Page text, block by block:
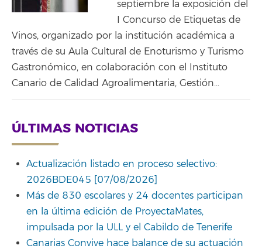
septiembre la exposición del
I Concurso de Etiquetas de
Vinos, organizado por la institución académica a
través de su Aula Cultural de Enoturismo y Turismo
Gastronómico, en colaboración con el Instituto
Canario de Calidad Agroalimentaria, Gestión…
ÚLTIMAS NOTICIAS
Actualización listado en proceso selectivo:
2026BDE045 [07/08/2026]
Más de 830 escolares y 24 docentes participan
en la última edición de ProyectaMates,
impulsada por la ULL y el Cabildo de Tenerife
Canarias Convive hace balance de su actuación